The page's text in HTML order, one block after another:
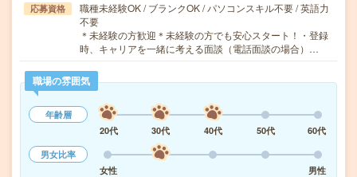
応募資格
職種未経験OK / ブランクOK / パソコンスキル不要 / 英語力
不要
＊未経験の方歓迎＊未経験の方でも安心スタート！・登録
時、キャリアを一緒に考える面談（電話面談の場合）…
職場の雰囲気
年齢層
20代
30代 40代 50代
60代
男女比率
女性
男性